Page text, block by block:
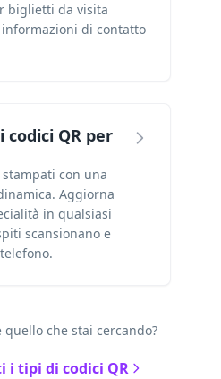
biglietti da visita
di contatto
codici QR per
con una
Aggiorna
in qualsiasi
scansionano e
che stai cercando?
i tipi di codici QR